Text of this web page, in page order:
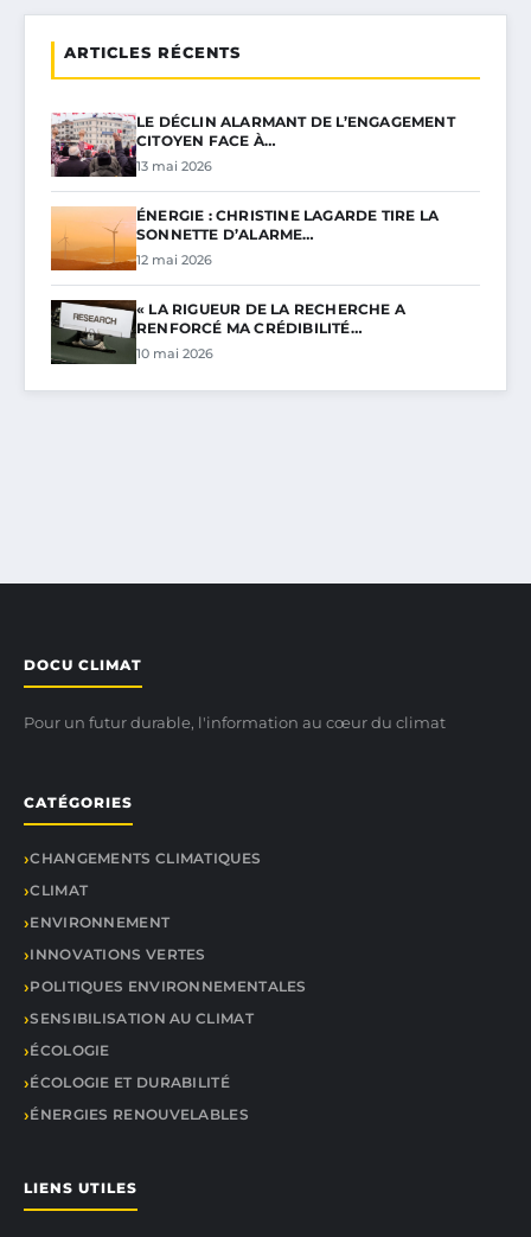
ARTICLES RÉCENTS
LE DÉCLIN ALARMANT DE L’ENGAGEMENT
CITOYEN FACE À…
13 mai 2026
ÉNERGIE : CHRISTINE LAGARDE TIRE LA
SONNETTE D’ALARME…
12 mai 2026
« LA RIGUEUR DE LA RECHERCHE A
RENFORCÉ MA CRÉDIBILITÉ…
10 mai 2026
DOCU CLIMAT
Pour un futur durable, l'information au cœur du climat
CATÉGORIES
CHANGEMENTS CLIMATIQUES
CLIMAT
ENVIRONNEMENT
INNOVATIONS VERTES
POLITIQUES ENVIRONNEMENTALES
SENSIBILISATION AU CLIMAT
ÉCOLOGIE
ÉCOLOGIE ET DURABILITÉ
ÉNERGIES RENOUVELABLES
LIENS UTILES